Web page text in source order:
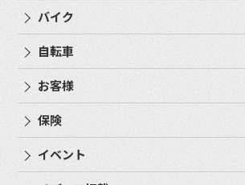
バイク
自転車
お客様
保険
イベント